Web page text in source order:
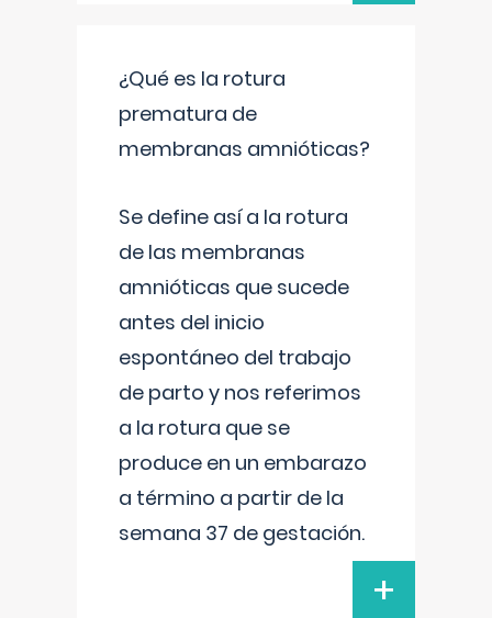
¿Qué es la rotura
prematura de
membranas amnióticas?
Se define así a la rotura
de las membranas
amnióticas que sucede
antes del inicio
espontáneo del trabajo
de parto y nos referimos
a la rotura que se
produce en un embarazo
a término a partir de la
semana 37 de gestación.
+